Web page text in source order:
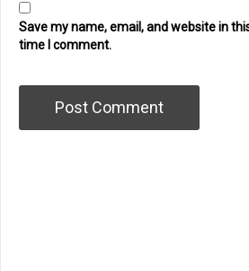
Save my name, email, and website in
time I comment.